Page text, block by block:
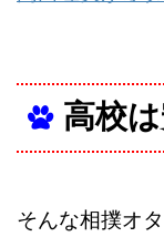
高校
そんな相撲オ